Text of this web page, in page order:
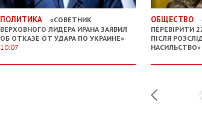
ПОЛИТИКА
«СОВЕТНИК
ВЕРХОВНОГО ЛИДЕРА ИРАНА ЗАЯВИЛ
ОБ ОТКАЗЕ ОТ УДАРА ПО УКРАИНЕ»
10:07
ОБЩЕСТВО
ПЕРЕВІРИТИ
ПІСЛЯ
НАСИЛЬСТВО»